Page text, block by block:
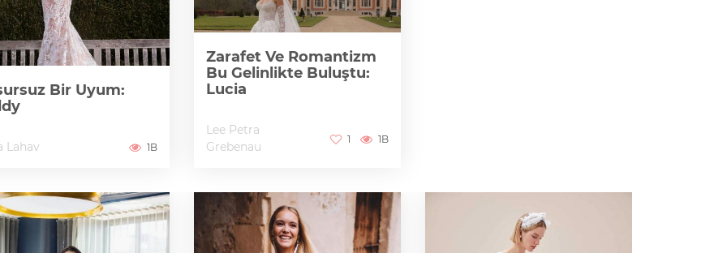
Bir Uyum:
Lahav 1B
Zarafet Ve Romantizm
Bu Gelinlikte Buluştu:
Lucia
Lee Petra
Grebenau
1 1B